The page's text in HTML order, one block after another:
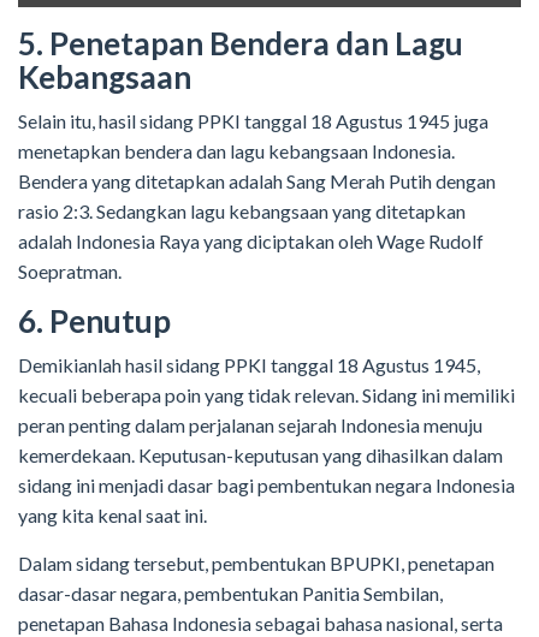
5. Penetapan Bendera dan Lagu
Kebangsaan
Selain itu, hasil sidang PPKI tanggal 18 Agustus 1945 juga
menetapkan bendera dan lagu kebangsaan Indonesia.
Bendera yang ditetapkan adalah Sang Merah Putih dengan
rasio 2:3. Sedangkan lagu kebangsaan yang ditetapkan
adalah Indonesia Raya yang diciptakan oleh Wage Rudolf
Soepratman.
6. Penutup
Demikianlah hasil sidang PPKI tanggal 18 Agustus 1945,
kecuali beberapa poin yang tidak relevan. Sidang ini memiliki
peran penting dalam perjalanan sejarah Indonesia menuju
kemerdekaan. Keputusan-keputusan yang dihasilkan dalam
sidang ini menjadi dasar bagi pembentukan negara Indonesia
yang kita kenal saat ini.
Dalam sidang tersebut, pembentukan BPUPKI, penetapan
dasar-dasar negara, pembentukan Panitia Sembilan,
penetapan Bahasa Indonesia sebagai bahasa nasional, serta